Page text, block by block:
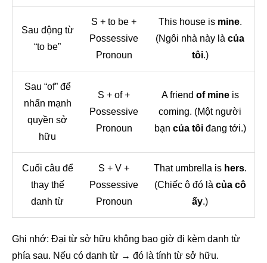
Sau động từ
“to be”
S + to be +
Possessive
Pronoun
This house is mine.
(Ngôi nhà này là của
tôi.)
Sau “of” để
nhấn mạnh
quyền sở
hữu
S + of +
Possessive
Pronoun
A friend of mineis
coming. (Một người
bạn của tôiđang tới.)
Cuối câu để
thay thế
danh từ
S + V +
Possessive
Pronoun
That umbrella is hers.
(Chiếc ô đó là của cô
ấy.)
Ghi nhớ: Đại từ sở hữu không bao giờ đi kèm danh từ
phía sau. Nếu có danh từ → đó là tính từ sở hữu.